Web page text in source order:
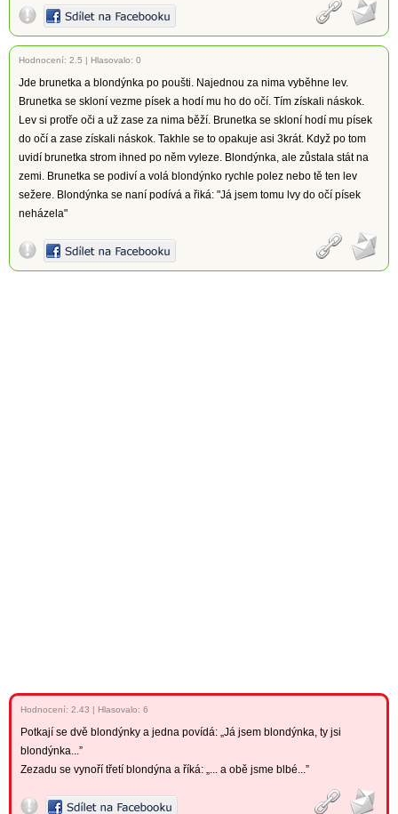
Hodnocení: 2.5 | Hlasovalo: 0
Jde brunetka a blondýnka po poušti. Najednou za nima vyběhne lev.
Brunetka se skloní vezme písek a hodí mu ho do očí. Tím získali náskok.
Lev si protře oči a už zase za nima běží. Brunetka se skloní hodí mu písek
do očí a zase získali náskok. Takhle se to opakuje asi 3krát. Když po tom
uvidí brunetka strom ihned po něm vyleze. Blondýnka, ale zůstala stát na
zemi. Brunetka se podiví a volá blondýnko rychle polez nebo tě ten lev
sežere. Blondýnka se naní podívá a řiká: "Já jsem tomu lvy do očí písek
neházela"
Hodnocení: 2.43 | Hlasovalo: 6
Potkají se dvě blondýnky a jedna povídá: „Já jsem blondýnka, ty jsi
blondýnka...”
Zezadu se vynoří třetí blondýna a říká: „... a obě jsme blbé...”